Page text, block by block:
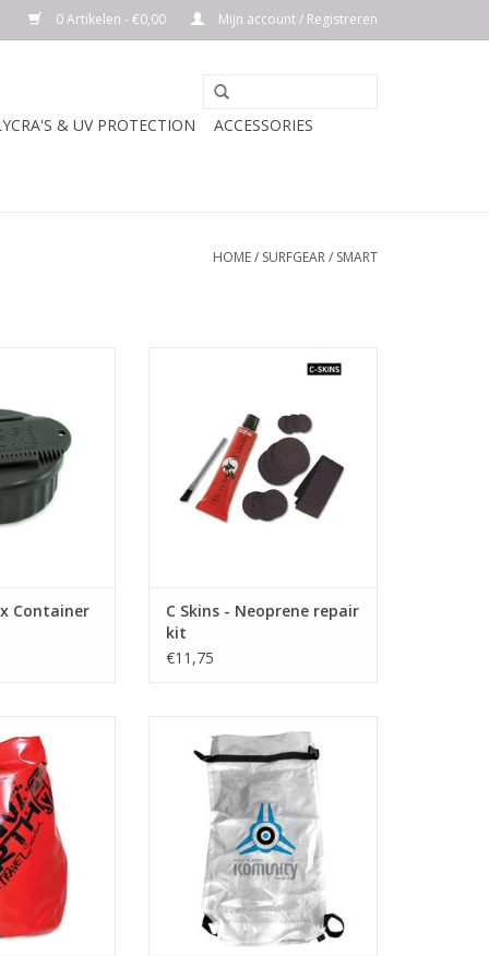
0 Artikelen - €0,00 Mijn account / Registreren
& UV PROTECTION
ACCESSORIES
HOME/ SURFGEAR/ SMART
meer druk te
smelten of vuil
je wax.
die uit
plastiek
Container
neoprene accessory is damaged
TOEVOEGEN AAN WINKELWAGEN
C Skins - Neoprene repair
kit
€11,75
en je pak
en valt goed
de waterkant
pak.
op en sluit de
WINKELWAGEN
• Heavy duty large durable
PVC/Nylon
• Shoulder straps
• Water tight closing system
TOEVOEGEN AAN WINKELWAGEN